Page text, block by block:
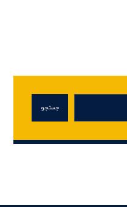
جستجو